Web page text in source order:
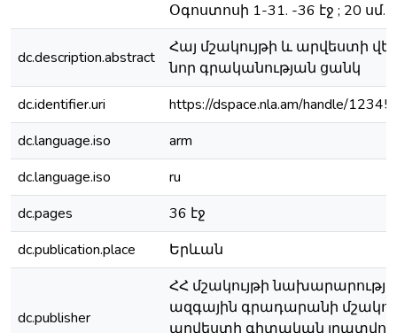
Օգոստոսի 1-31. -36 էջ ; 20 սմ.
dc.description.abstract
Հայ մշակույթի և արվեստի
նոր գրականության ցանկ
dc.identifier.uri
https://dspace.nla.am/handle/
dc.language.iso
arm
dc.language.iso
ru
dc.pages
36 էջ
dc.publication.place
Երևան
dc.publisher
ՀՀ մշակույթի
ազգային գրադարանի
արվեստի գիտական